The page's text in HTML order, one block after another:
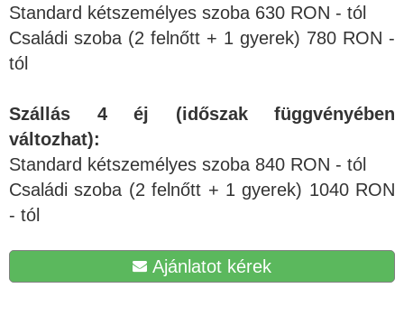
Standard kétszemélyes szoba 630 RON - tól
Családi szoba (2 felnőtt + 1 gyerek) 780 RON -
tól
Szállás 4 éj (időszak függvényében
változhat):
Standard kétszemélyes szoba 840 RON - tól
Családi szoba (2 felnőtt + 1 gyerek) 1040 RON
- tól
Ajánlatot kérek